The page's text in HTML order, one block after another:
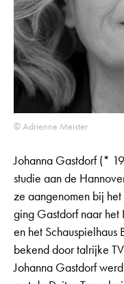
© Adrienne Meister
Johanna Gastdorf (*
studie aan de
ze aangenomen bij
ging Gastdorf naar het
en het
bekend door talrijke
Johanna Gastdorf